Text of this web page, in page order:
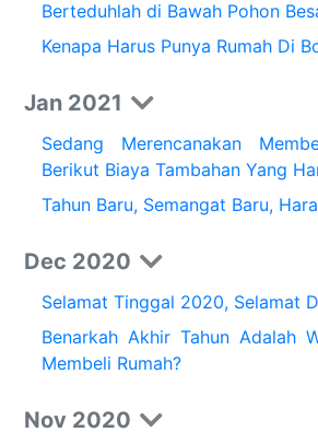
Berteduhlah di Bawah Pohon
Kenapa Harus Punya Rumah Di
Jan 2021
Sedang Merencanakan
Berikut Biaya Tambahan Yang
Tahun Baru, Semangat Baru,
Dec 2020
Selamat Tinggal 2020, Selamat
Benarkah Akhir Tahun Adalah
Membeli Rumah?
Nov 2020